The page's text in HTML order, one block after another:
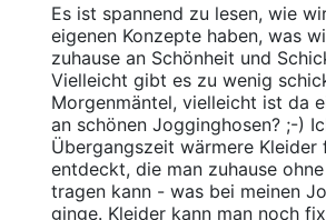
Es ist spannend zu lesen, wie
eigenen Konzepte haben, was
zuhause an Schönheit und
Vielleicht gibt es zu wenig
Morgenmäntel, vielleicht ist da
an schönen Jogginghosen? ;-)
Übergangszeit wärmere Kleider
entdeckt, die man zuhause
tragen kann - was bei meinen
ginge. Kleider kann man noch